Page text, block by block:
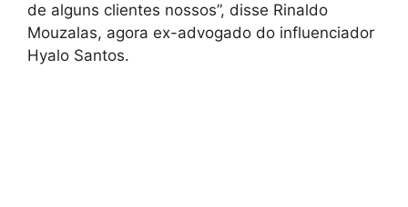
de alguns clientes nossos”, disse Rinaldo
Mouzalas, agora ex-advogado do influenciador
Hyalo Santos.